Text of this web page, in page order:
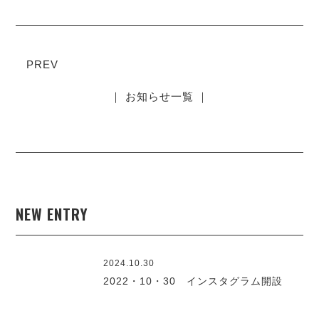
PREV
｜ お知らせ一覧 ｜
NEW ENTRY
2024.10.30
2022・10・30 インスタグラム開設